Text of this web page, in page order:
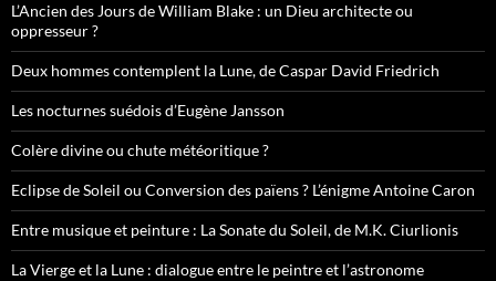
L’Ancien des Jours de William Blake : un Dieu architecte ou
oppresseur ?
Deux hommes contemplent la Lune, de Caspar David Friedrich
Les nocturnes suédois d’Eugène Jansson
Colère divine ou chute météoritique ?
Eclipse de Soleil ou Conversion des païens ? L’énigme Antoine Caron
Entre musique et peinture : La Sonate du Soleil, de M.K. Ciurlionis
La Vierge et la Lune : dialogue entre le peintre et l’astronome